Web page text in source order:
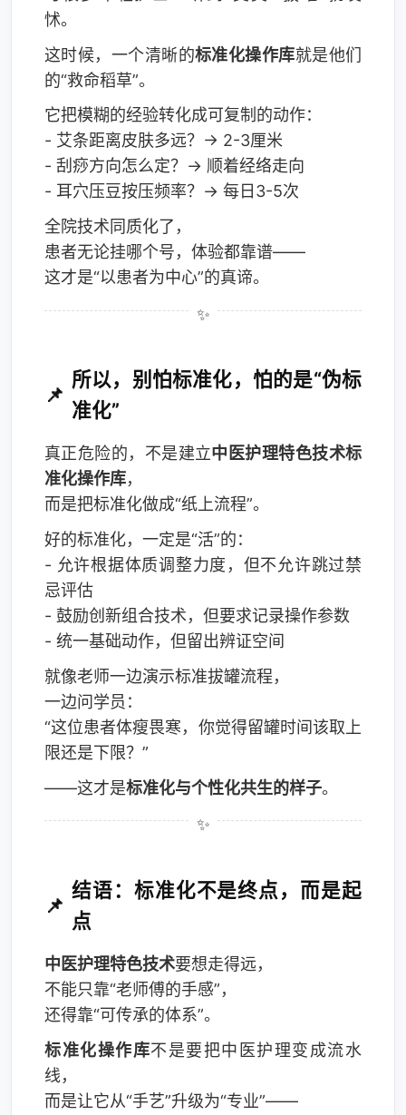
怵。
这时候，一个清晰的标准化操作库就是他们
的“救命稻草”。
它把模糊的经验转化成可复制的动作：
- 艾条距离皮肤多远？→ 2-3厘米
- 刮痧方向怎么定？→ 顺着经络走向
- 耳穴压豆按压频率？→ 每日3-5次
全院技术同质化了，
患者无论挂哪个号，体验都靠谱——
这才是“以患者为中心”的真谛。
所以，别怕标准化，怕的是“伪标
准化”
真正危险的，不是建立中医护理特色技术标
准化操作库，
而是把标准化做成“纸上流程”。
好的标准化，一定是“活”的：
- 允许根据体质调整力度，但不允许跳过禁
忌评估
- 鼓励创新组合技术，但要求记录操作参数
- 统一基础动作，但留出辨证空间
就像老师一边演示标准拔罐流程，
一边问学员：
“这位患者体瘦畏寒，你觉得留罐时间该取上
限还是下限？”
——这才是标准化与个性化共生的样子。
结语：标准化不是终点，而是起
点
中医护理特色技术要想走得远，
不能只靠“老师傅的手感”，
还得靠“可传承的体系”。
标准化操作库不是要把中医护理变成流水
线，
而是让它从“手艺”升级为“专业”——